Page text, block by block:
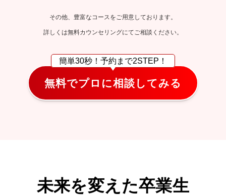
その他、豊富なコースをご用意しております。
詳しくは無料カウンセリングにてご相談ください。
簡単30秒！ 予約まで2STEP！
無料でプロに相談してみる
未来を変えた卒業生